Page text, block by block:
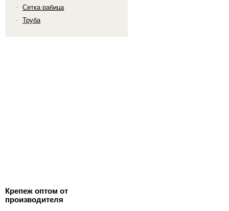
Сетка рабица
Труба
Крепеж оптом от
производителя